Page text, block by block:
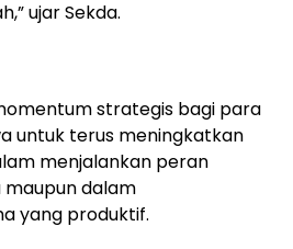
ujar Sekda.
strategis bagi para
untuk terus meningkatkan
menjalankan peran
maupun dalam
yang produktif.